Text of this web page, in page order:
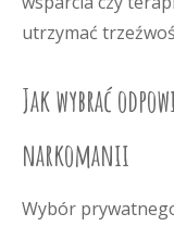
utrzymać
Jak wybrać
narkomanii
Wybór